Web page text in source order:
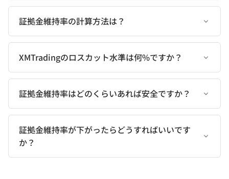
証拠金維持率の計算方法は？
XMTradingのロスカット水準は何%ですか？
証拠金維持率はどのくらいあれば安全ですか？
証拠金維持率が下がったらどうすればいいです
か？